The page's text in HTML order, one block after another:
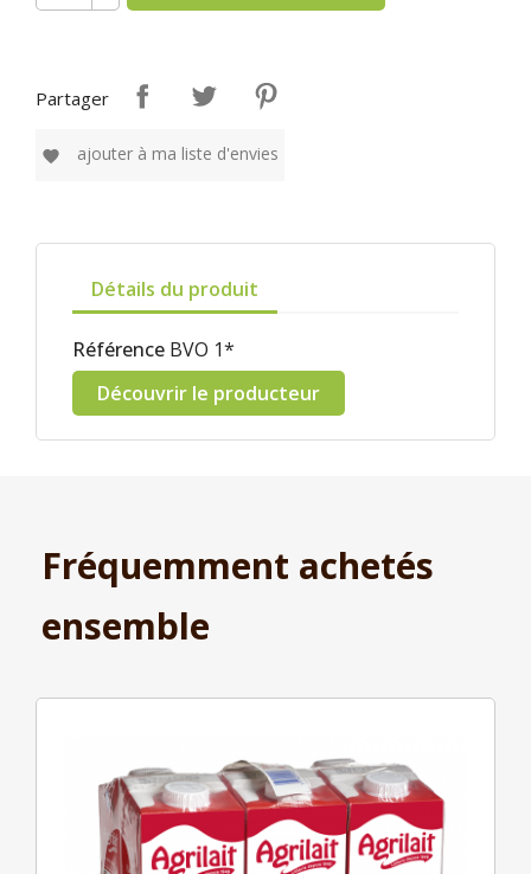
Partager
favorite ajouter à ma liste d'envies
Détails du produit
Référence BVO 1*
Découvrir le producteur
Fréquemment achetés
ensemble